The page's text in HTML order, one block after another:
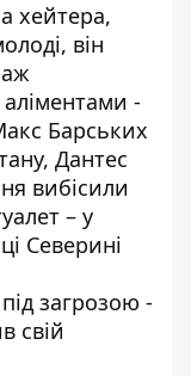
хейтера,
він
-
Барських
Дантес
вибісили
– у
Северині
загрозою -
свій